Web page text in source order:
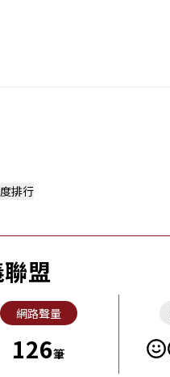
排行
盟
網路聲量
126筆